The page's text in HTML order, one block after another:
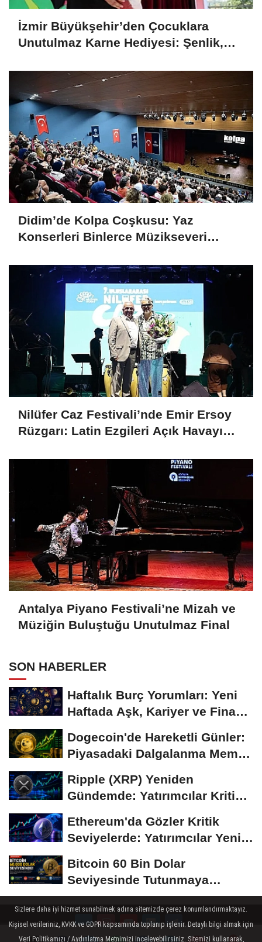
İzmir Büyükşehir’den Çocuklara
Unutulmaz Karne Hediyesi: Şenlik,
Didim’de Kolpa Coşkusu: Yaz
Konserleri Binlerce Müzikseveri
Nilüfer Caz Festivali’nde Emir Ersoy
Rüzgarı: Latin Ezgileri Açık Havayı
Antalya Piyano Festivali’ne Mizah ve
Müziğin Buluştuğu Unutulmaz Final
SON HABERLER
Haftalık Burç Yorumları: Yeni
Haftada Aşk, Kariyer ve Finans
Dogecoin'de Hareketli Günler:
Piyasadaki Dalgalanma Meme
Ripple (XRP) Yeniden
Gündemde: Yatırımcılar Kritik
Ethereum'da Gözler Kritik
Seviyelerde: Yatırımcılar Yeni
Bitcoin 60 Bin Dolar
Seviyesinde Tutunmaya
Çalışıyor: Piyasalarda...
Sizlere daha iyi hizmet sunabilmek adına sitemizde çerez konumlandırmaktayız.
Kişisel verileriniz, KVKK ve GDPR kapsamında toplanıp işlenir. Detaylı bilgi almak için
Veri Politikamızı / Aydınlatma Metnimizi inceleyebilirsiniz. Sitemizi kullanarak,